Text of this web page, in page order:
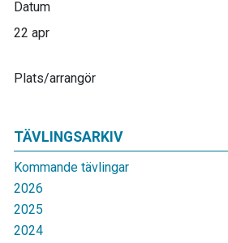
TÄVLINGSARKIV
Kommande tävlingar
2026
2025
2024
Datum
22 apr
Plats/arrangör